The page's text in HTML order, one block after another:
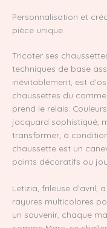
Personnalisation et
pièce unique
Tricoter ses
techniques de base
inévitablement, est
chaussettes du
prend le relais.
jacquard sophistiqué,
transformer, à
chaussette est un
points décoratifs ou
Letizia, frileuse d’avril,
rayures multicolores
un souvenir, chaque